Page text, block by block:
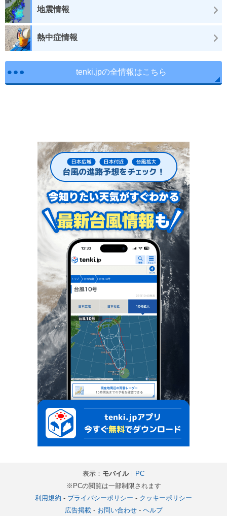
地震情報
熱中症情報
tenki.jpの全情報はこちら
表示： モバイル｜ PC
※PCの閲覧は一部制限されます
利用規約 - プライバシーポリシー - クッキーポリシー
広告掲載- お問い合わせ- ヘルプ